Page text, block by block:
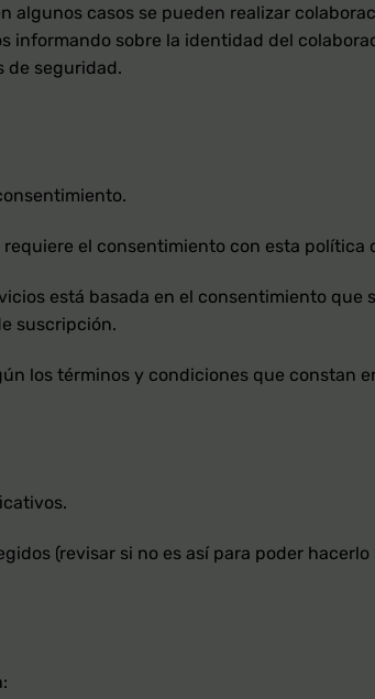
algunos casos se pueden realizar
informando sobre la identidad del
de seguridad.
el consentimiento con esta política
está basada en el consentimiento que
suscripción.
los términos y condiciones que constan
(revisar si no es así para poder hacerlo